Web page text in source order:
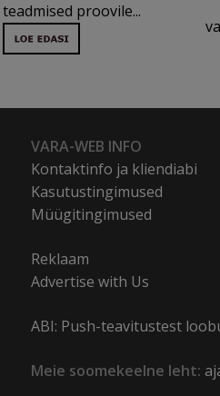
teadmised proovile...
VARA-WEB INFO
Kontaktinfo ja kliendiabi
Kasutustingimused
Müügitingimused
Reklaam
Advertise with Us
ABI: Push-teavitustest
Meie soomekeelne leht: